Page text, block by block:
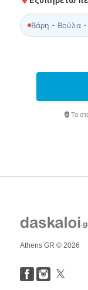
Βάρη - Βούλα -
Τα
Athens GR © 2026